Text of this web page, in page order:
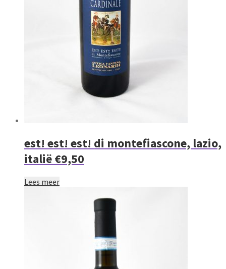
est! est! est! di montefiascone, lazio,
italië €9,50
Lees meer